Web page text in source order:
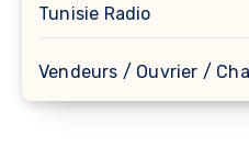
Tunisie Radio
Vendeurs / Ouvrier /